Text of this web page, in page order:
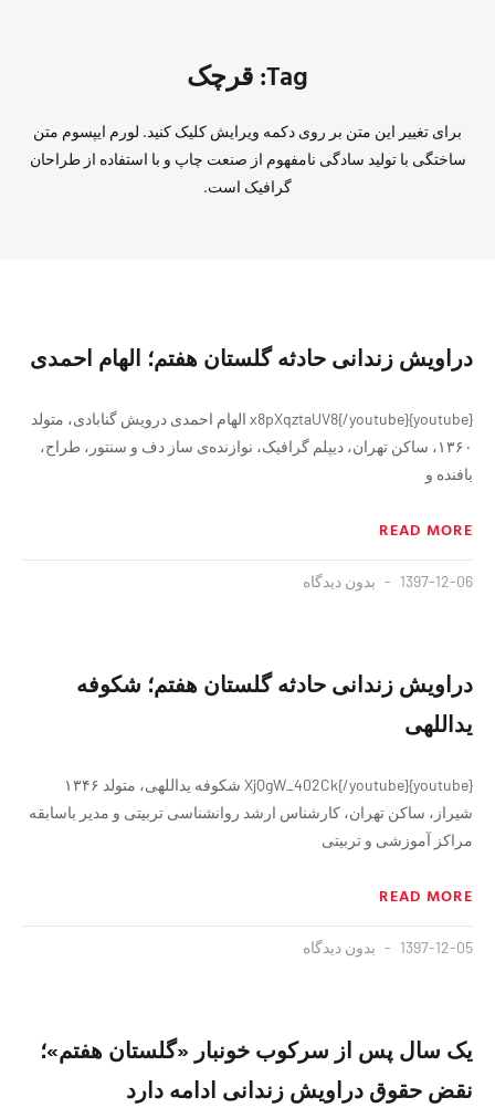
Tag: قرچک
برای تغییر این متن بر روی دکمه ویرایش کلیک کنید. لورم ایپسوم متن
ساختگی با تولید سادگی نامفهوم از صنعت چاپ و با استفاده از طراحان
گرافیک است.
دراویش زندانی حادثه گلستان هفتم؛ الهام احمدی
{youtube}x8pXqztaUV8{/youtube} الهام احمدی درویش گنابادی، متولد
۱۳۶۰، ساکن تهران، دیپلم گرافیک، نوازنده‌ی ساز دف و سنتور، طراح،
بافنده و
READ MORE
1397-12-06 بدون دیدگاه
دراویش زندانی حادثه گلستان هفتم؛ شکوفه
یداللهی
{youtube}XjQgW_402Ck{/youtube} شکوفه یداللهی، متولد ۱۳۴۶
شیراز، ساکن تهران، کارشناس ارشد روانشناسی تربیتی و مدیر باسابقه
مراکز آموزشی و تربیتی
READ MORE
1397-12-05 بدون دیدگاه
یک سال پس از سرکوب خونبار «گلستان هفتم»؛
نقض حقوق دراویش زندانی ادامه دارد